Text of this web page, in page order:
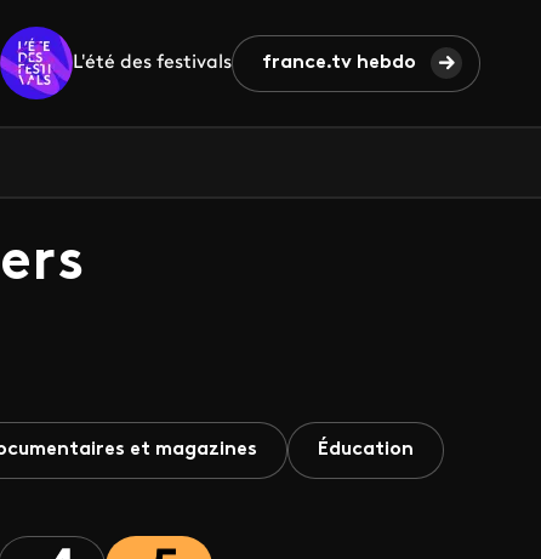
L'été des festivals france.tv hebdo
et magazines Éducation